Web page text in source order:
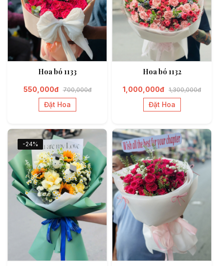
Hoa bó 1133
550,000đ 700,000đ
Đặt Hoa
Hoa bó 1132
1,000,000đ 1,300,000đ
Đặt Hoa
-24%